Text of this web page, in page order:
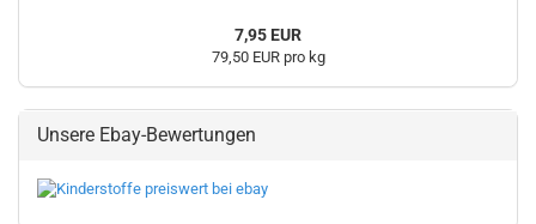
7,95 EUR
79,50 EUR pro kg
Unsere Ebay-Bewertungen